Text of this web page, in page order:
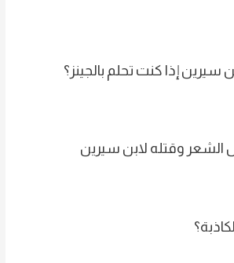
سيرين إذا كنت تحلم بالجينز؟
الشعر وقتله لابن سيرين